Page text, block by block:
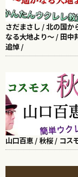
さだまさし / 北の国か
なる大地より～ / 田中
追悼 /
山口百恵 / 秋桜 / コス